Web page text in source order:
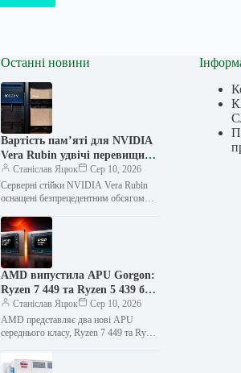
Останні новини
Вартість пам’яті для NVIDIA
Vera Rubin удвічі перевищила
Grace Blackwell, DRAM
подорожчала в 2,5 рази за
одне покоління, а один стік
смартфонів
Станіслав Яцюк
Сер 10, 2026
Серверні стійки NVIDIA Vera Rubin
оснащені безпрецедентним обсягом
of Materials”, зумовлює значну
вартість.…
AMD випустила APU Gorgon:
Ryzen 7 449 та Ryzen 5 439 без
NPU для доступніших
ноутбуків, що ігнорують тренд
на “штучний інтелект”
Станіслав Яцюк
Сер 10, 2026
AMD представляє два нові APU
середнього класу, Ryzen 7 449 та Ryzen
AMD…